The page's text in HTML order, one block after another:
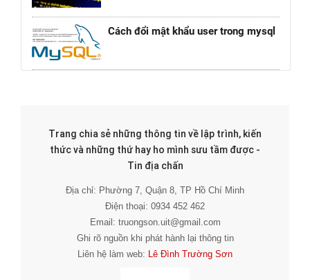
Cách đổi mật khẩu user trong mysql
Trang chia sẻ những thông tin về lập trình, kiến
thức và những thứ hay ho mình sưu tầm được -
Tin địa chấn
Địa chỉ: Phường 7, Quận 8, TP Hồ Chí Minh
Điện thoại: 0934 452 462
Email: truongson.uit@gmail.com
Ghi rõ nguồn khi phát hành lại thông tin
Liên hệ làm web:
Lê Đình Trường Sơn